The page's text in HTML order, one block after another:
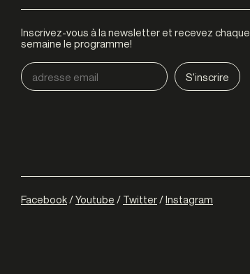
Inscrivez-vous à la newsletter et recevez chaque
semaine le programme!
Facebook/Youtube / Twitter/Instagram